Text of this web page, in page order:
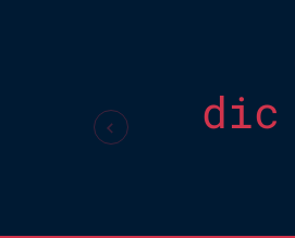
dic